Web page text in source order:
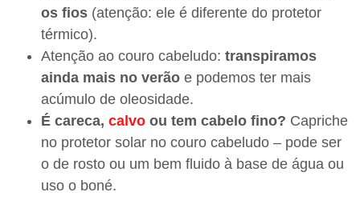
os fios (atenção: ele é diferente do protetor
térmico).
Atenção ao couro cabeludo:transpiramos
ainda mais no verão e podemos ter mais
acúmulo de oleosidade.
É careca,calvoou tem cabelo fino? Capriche
no protetor solar no couro cabeludo – pode ser
o de rosto ou um bem fluido à base de água ou
uso o boné.